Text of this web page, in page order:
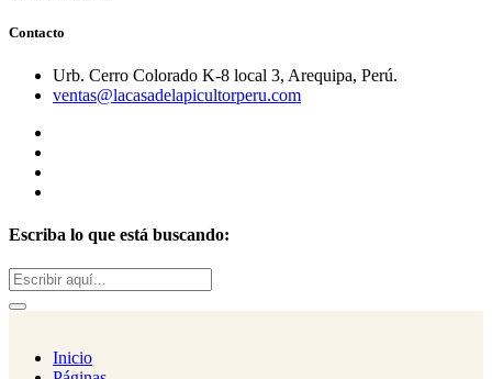
Contacto
Urb. Cerro Colorado K-8 local 3, Arequipa, Perú.
ventas@lacasadelapicultorperu.com
Escriba lo que está buscando:
Buscar:
Inicio